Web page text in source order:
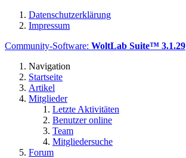
Datenschutzerklärung
Impressum
Community-Software: WoltLab Suite™ 3.1.29
Navigation
Startseite
Artikel
Mitglieder
Letzte Aktivitäten
Benutzer online
Team
Mitgliedersuche
Forum